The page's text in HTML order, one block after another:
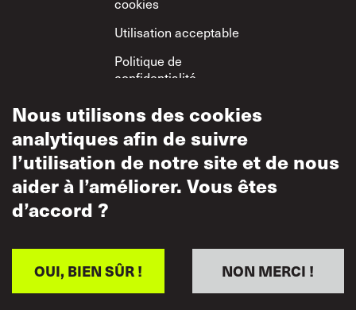
cookies
Utilisation acceptable
Politique de
confidentialité
Politique sur le
respect mutuel
Nous utilisons des cookies
analytiques afin de suivre
l’utilisation de notre site et de nous
aider à l’améliorer. Vous êtes
d’accord ?
NON MERCI !
OUI, BIEN SÛR !